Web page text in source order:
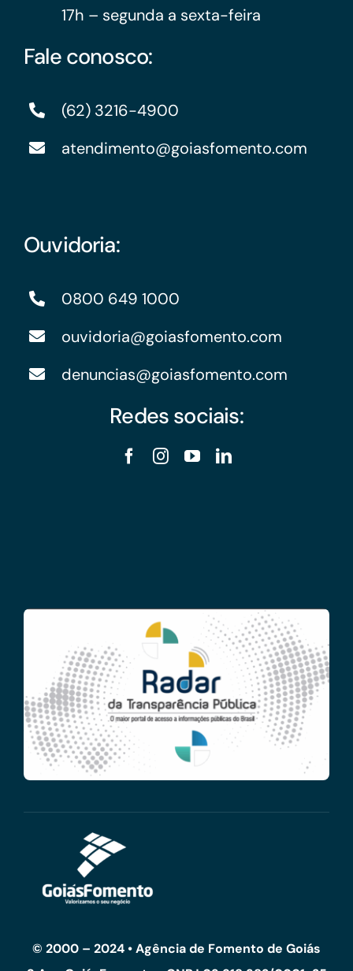
17h – segunda a sexta-feira
Fale conosco:
(62) 3216-4900
atendimento@goiasfomento.com
Ouvidoria:
0800 649 1000
ouvidoria@goiasfomento.com
denuncias@goiasfomento.com
Redes sociais:
© 2000 – 2024 • Agência de Fomento de Goiás